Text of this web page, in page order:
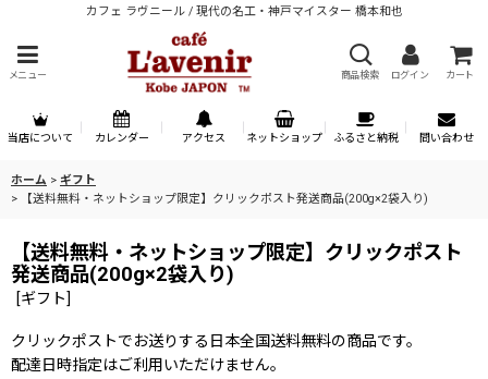
カフェ ラヴニール / 現代の名工・神戸マイスター 橋本和也
メニュー 商品検索 ログイン カート
当店について カレンダー アクセス ネットショップ ふるさと納税 問い合わせ
ホーム > ギフト
>
【送料無料・ネットショップ限定】クリックポスト発送商品(200g×2袋入り)
【送料無料・ネットショップ限定】クリックポスト
発送商品(200g×2袋入り)
[ギフト]
クリックポストでお送りする日本全国送料無料の商品です。
配達日時指定はご利用いただけません。